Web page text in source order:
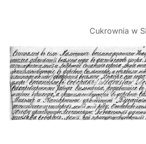
Cukrownia w